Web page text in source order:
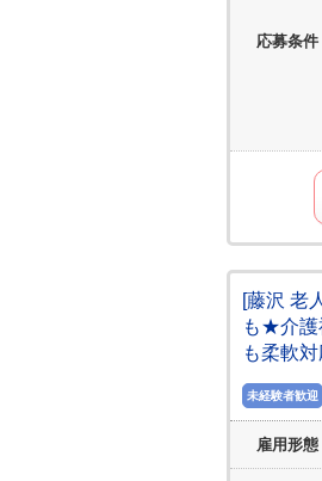
応募条件
[藤沢 老
も★介護
も柔軟
未経験者歓迎
雇用形態